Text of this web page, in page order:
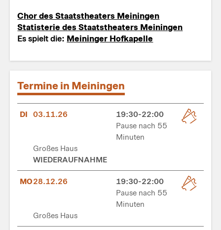
Chor des Staatstheaters Meiningen
Statisterie des Staatstheaters Meiningen
Es spielt die: Meininger Hofkapelle
Termine in Meiningen
DI 03.11.26
19:30-22:00
Pause nach 55
Minuten
Großes Haus
WIEDERAUFNAHME
MO28.12.26
19:30-22:00
Pause nach 55
Minuten
Großes Haus